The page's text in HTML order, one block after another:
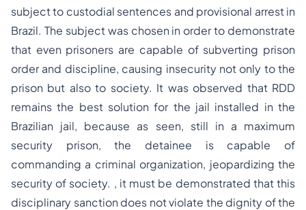
subject to custodial sentences and provisional arrest in
Brazil. The subject was chosen in order to demonstrate
that even prisoners are capable of subverting prison
order and discipline, causing insecurity not only to the
prison but also to society. It was observed that RDD
remains the best solution for the jail installed in the
Brazilian jail, because as seen, still in a maximum
security prison, the detainee is capable of
commanding a criminal organization, jeopardizing the
security of society. , it must be demonstrated that this
disciplinary sanction does not violate the dignity of the